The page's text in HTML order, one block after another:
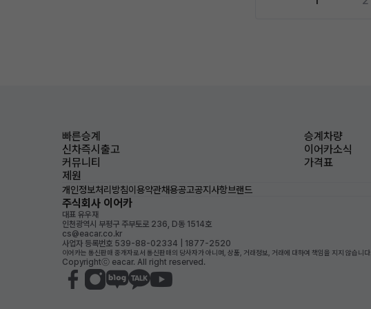
빠른승계
승계차량
신차즉시출고
이어카소식
커뮤니티
가격표
제원
개인정보처리방침이용약관채용공고공지사항브랜드
주식회사 이어카
대표 유우재
인천광역시 부평구 주부토로 236, D동 1514호
cs@eacar.co.kr
사업자 등록번호 539-88-02334 | 1877-2520
이어카는 통신판매 중개자로서 통신판매의 당사자가 아니며, 상품, 거래정보, 거래에 대하여 책임을 지지 않습니다.
Copyrightⓒ eacar. All right reserved.